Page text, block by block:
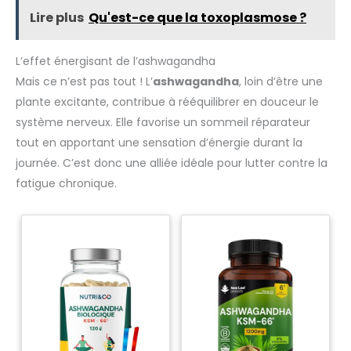
plusieurs pays, elle met
l’accent sur le développement
philosophie, sans jamais
perdre son souci du détail.
R&D. Nos produits sont
fabriqués en France et
consommé après la date
indiquée sur le produit.
Lire plus Qu'est-ce que la toxoplasmose ?
L’effet énergisant de l’ashwagandha
Mais ce n’est pas tout ! L’ashwagandha, loin d’être une
plante excitante, contribue à rééquilibrer en douceur le
système nerveux. Elle favorise un sommeil réparateur
tout en apportant une sensation d’énergie durant la
journée. C’est donc une alliée idéale pour lutter contre la
fatigue chronique.